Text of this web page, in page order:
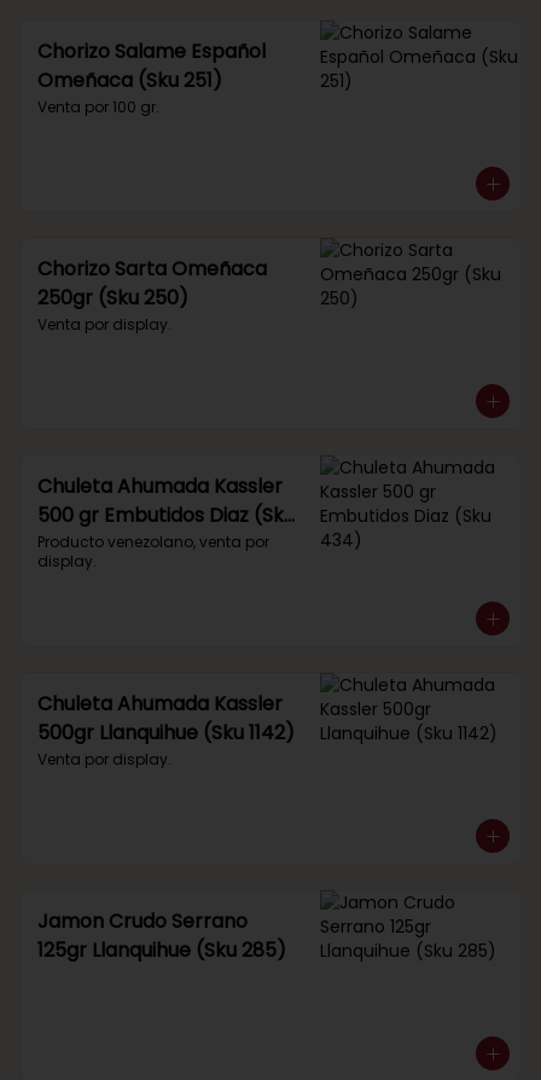
Chorizo Salame Español
Omeñaca (Sku 251)
Venta por 100 gr.
Chorizo Sarta Omeñaca
250gr (Sku 250)
Venta por display.
Chuleta Ahumada Kassler
500 gr Embutidos Diaz (Sku
434)
Producto venezolano, venta por
display.
Chuleta Ahumada Kassler
500gr Llanquihue (Sku 1142)
Venta por display.
Jamon Crudo Serrano
125gr Llanquihue (Sku 285)